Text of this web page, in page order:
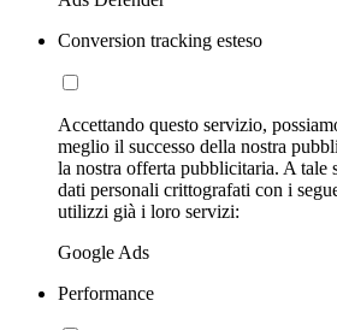
Conversion tracking esteso
Accettando questo servizio,
meglio il successo della nostra
la nostra offerta pubblicitaria. A tale
dati personali crittografati con i
utilizzi già i loro servizi:
Google Ads
Performance